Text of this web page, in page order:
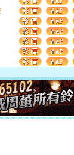
告诉你,圣诞要快乐!新
的心,在这个特别的日
好的祝愿与你同在.圣
；看不到你我要充电
想你是我事业，抱你
祝你新年快乐
三个愿望，一是今生
在一起；三是三生三
快乐
离去那一刻，你在我
多么爱你。我转身抱